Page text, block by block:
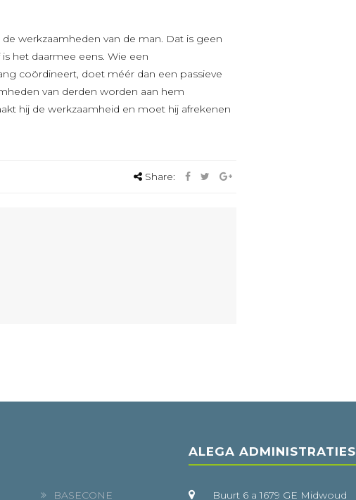
werkzaamheden van de man. Dat is geen
het daarmee eens. Wie een
coördineert, doet méér dan een passieve
van derden worden aan hem
hij de werkzaamheid en moet hij afrekenen
Share:
BASECONE
ALEGA ADMINISTRATIES
Buurt 6 a 1679 GE Midwoud